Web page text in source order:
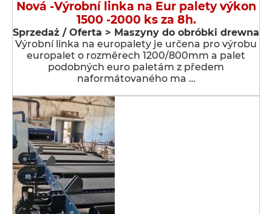
Nová -Výrobní linka na Eur palety výkon
1500 -2000 ks za 8h.
Sprzedaż / Oferta > Maszyny do obróbki drewna
Výrobní linka na europalety je určena pro výrobu
europalet o rozměrech 1200/800mm a palet
podobných euro paletám z předem
naformátovaného ma …